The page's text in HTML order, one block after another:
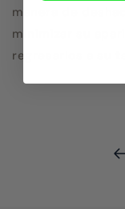
manera de
minimizar su
regresarlos a su